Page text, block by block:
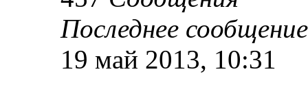
Последнее сообщение
19 май 2013, 10:31